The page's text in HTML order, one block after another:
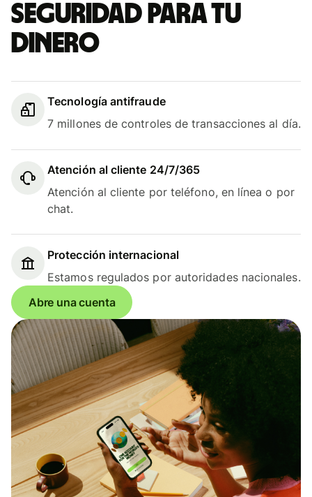
Seguridad para tu
dinero
Tecnología antifraude
7 millones de controles de transacciones al día.
Atención al cliente 24/7/365
Atención al cliente por teléfono, en línea o por
chat.
Protección internacional
Estamos regulados por autoridades nacionales.
Abre una cuenta